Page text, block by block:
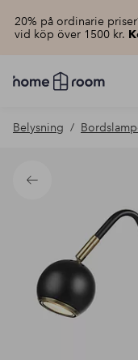
20% på ordinarie
vid köp över 1500 kr.
Homeroom
–
hemmet
pris
Belysning
Tillbaka